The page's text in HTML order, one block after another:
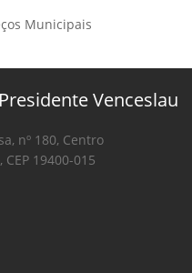
Municipais
Venceslau
nº 180, Centro
19400-015